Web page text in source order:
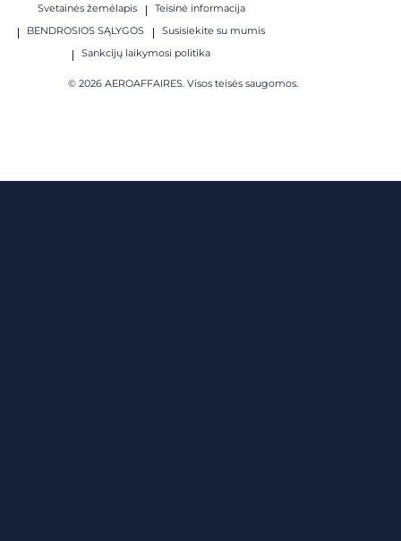
Svetainės žemėlapis
Teisinė informacija
BENDROSIOS SĄLYGOS
Susisiekite su mumis
Sankcijų laikymosi politika
© 2026 AEROAFFAIRES. Visos teisės saugomos.